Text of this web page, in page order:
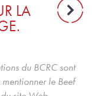
LA
du BCRC sont
le Beef